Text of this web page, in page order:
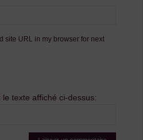
site URL in my browser for next
le texte affiché ci-dessus: